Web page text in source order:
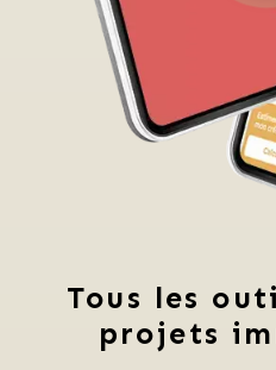
Tous les
projets